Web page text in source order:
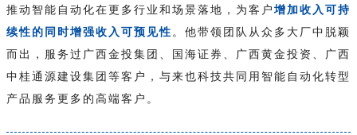
推动智能自动化在更多行业和场景落地，为客户增加收入可持
续性的同时增强收入可预见性。他带领团队从众多大厂中脱颖
而出，服务过广西金投集团、国海证券、广西黄金投资、广西
中桂通源建设集团等客户，与来也科技共同用智能自动化转型
产品服务更多的高端客户。